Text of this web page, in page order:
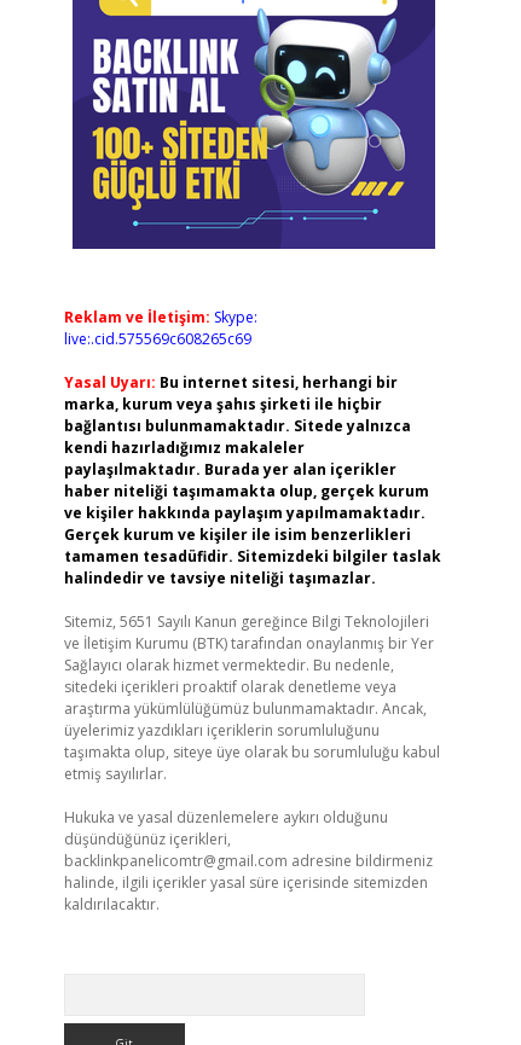
Reklam ve İletişim: Skype:
live:.cid.575569c608265c69
Yasal Uyarı: Bu internet sitesi, herhangi bir
marka, kurum veya şahıs şirketi ile hiçbir
bağlantısı bulunmamaktadır. Sitede yalnızca
kendi hazırladığımız makaleler
paylaşılmaktadır. Burada yer alan içerikler
haber niteliği taşımamakta olup, gerçek kurum
ve kişiler hakkında paylaşım yapılmamaktadır.
Gerçek kurum ve kişiler ile isim benzerlikleri
tamamen tesadüfidir. Sitemizdeki bilgiler taslak
halindedir ve tavsiye niteliği taşımazlar.
Sitemiz, 5651 Sayılı Kanun gereğince Bilgi Teknolojileri
ve İletişim Kurumu (BTK) tarafından onaylanmış bir Yer
Sağlayıcı olarak hizmet vermektedir. Bu nedenle,
sitedeki içerikleri proaktif olarak denetleme veya
araştırma yükümlülüğümüz bulunmamaktadır. Ancak,
üyelerimiz yazdıkları içeriklerin sorumluluğunu
taşımakta olup, siteye üye olarak bu sorumluluğu kabul
etmiş sayılırlar.
Hukuka ve yasal düzenlemelere aykırı olduğunu
düşündüğünüz içerikleri,
backlinkpanelicomtr@gmail.com adresine bildirmeniz
halinde, ilgili içerikler yasal süre içerisinde sitemizden
kaldırılacaktır.